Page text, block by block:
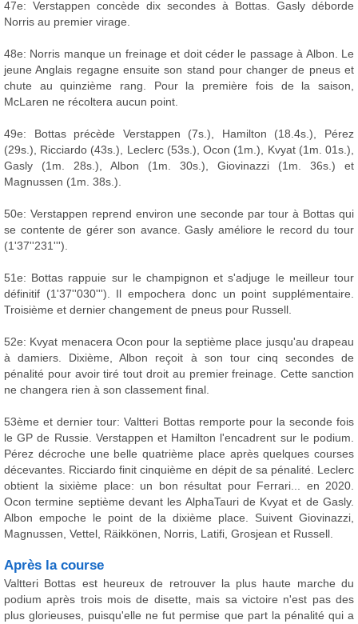
47e: Verstappen concède dix secondes à Bottas. Gasly déborde
Norris au premier virage.
48e: Norris manque un freinage et doit céder le passage à Albon. Le
jeune Anglais regagne ensuite son stand pour changer de pneus et
chute au quinzième rang. Pour la première fois de la saison,
McLaren ne récoltera aucun point.
49e: Bottas précède Verstappen (7s.), Hamilton (18.4s.), Pérez
(29s.), Ricciardo (43s.), Leclerc (53s.), Ocon (1m.), Kvyat (1m. 01s.),
Gasly (1m. 28s.), Albon (1m. 30s.), Giovinazzi (1m. 36s.) et
Magnussen (1m. 38s.).
50e: Verstappen reprend environ une seconde par tour à Bottas qui
se contente de gérer son avance. Gasly améliore le record du tour
(1'37''231''').
51e: Bottas rappuie sur le champignon et s'adjuge le meilleur tour
définitif (1'37''030'''). Il empochera donc un point supplémentaire.
Troisième et dernier changement de pneus pour Russell.
52e: Kvyat menacera Ocon pour la septième place jusqu'au drapeau
à damiers. Dixième, Albon reçoit à son tour cinq secondes de
pénalité pour avoir tiré tout droit au premier freinage. Cette sanction
ne changera rien à son classement final.
53ème et dernier tour: Valtteri Bottas remporte pour la seconde fois
le GP de Russie. Verstappen et Hamilton l'encadrent sur le podium.
Pérez décroche une belle quatrième place après quelques courses
décevantes. Ricciardo finit cinquième en dépit de sa pénalité. Leclerc
obtient la sixième place: un bon résultat pour Ferrari... en 2020.
Ocon termine septième devant les AlphaTauri de Kvyat et de Gasly.
Albon empoche le point de la dixième place. Suivent Giovinazzi,
Magnussen, Vettel, Räikkönen, Norris, Latifi, Grosjean et Russell.
Après la course
Valtteri Bottas est heureux de retrouver la plus haute marche du
podium après trois mois de disette, mais sa victoire n'est pas des
plus glorieuses, puisqu'elle ne fut permise que part la pénalité qui a